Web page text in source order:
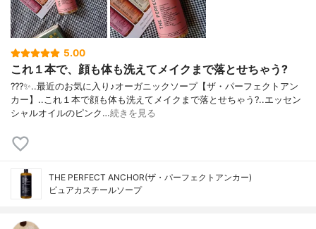
5.00
これ１本で、顔も体も洗えてメイクまで落とせちゃう?
???✨..最近のお気に入り♪オーガニックソープ【ザ・パーフェクトアン
カー】..これ１本で顔も体も洗えてメイクまで落とせちゃう?..エッセン
シャルオイルのピンク…続きを見る
THE PERFECT ANCHOR(ザ・パーフェクトアンカー)
ピュアカスチールソープ